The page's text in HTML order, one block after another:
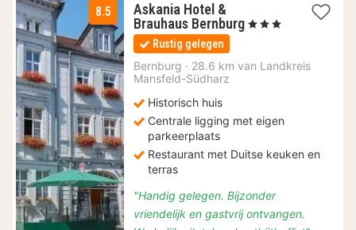
8.5
Askania Hotel &
Brauhaus Bernburg1
€
, 3 Sterren
Rustig gelegen
Bernburg · 28.6 km van Landkreis
Mansfeld-Südharz
Historisch huis
Centrale ligging met eigen
parkeerplaats
Restaurant met Duitse keuken en
terras
"Handig gelegen. Bijzonder
vriendelijk en gastvrij ontvangen.